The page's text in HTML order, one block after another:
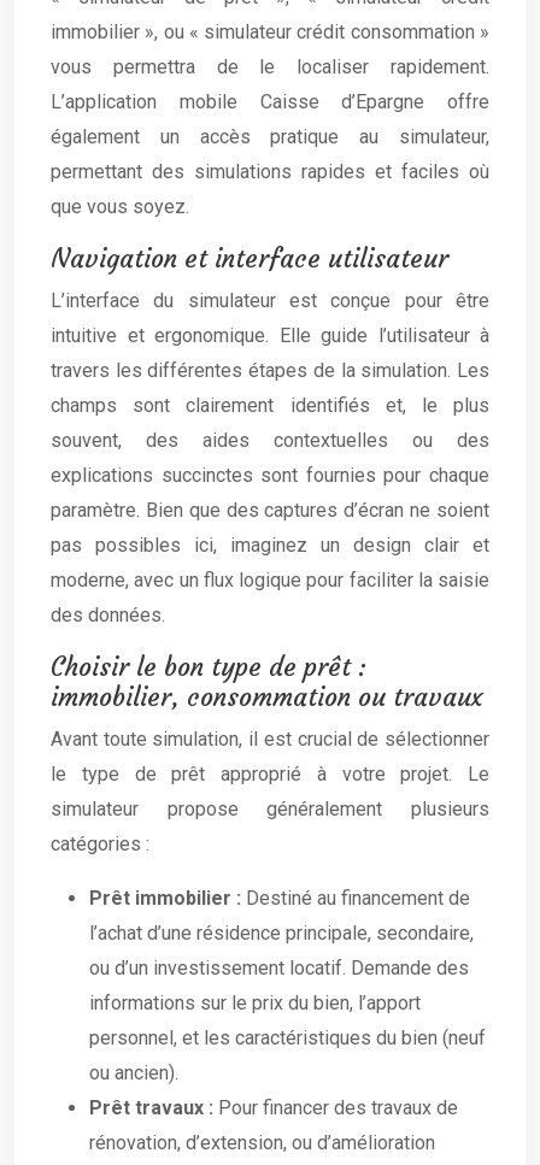
immobilier », ou « simulateur crédit consommation »
vous permettra de le localiser rapidement.
L’application mobile Caisse d’Epargne offre
également un accès pratique au simulateur,
permettant des simulations rapides et faciles où
que vous soyez.
Navigation et interface utilisateur
L’interface du simulateur est conçue pour être
intuitive et ergonomique. Elle guide l’utilisateur à
travers les différentes étapes de la simulation. Les
champs sont clairement identifiés et, le plus
souvent, des aides contextuelles ou des
explications succinctes sont fournies pour chaque
paramètre. Bien que des captures d’écran ne soient
pas possibles ici, imaginez un design clair et
moderne, avec un flux logique pour faciliter la saisie
des données.
Choisir le bon type de prêt :
immobilier, consommation ou travaux
Avant toute simulation, il est crucial de sélectionner
le type de prêt approprié à votre projet. Le
simulateur propose généralement plusieurs
catégories :
Prêt immobilier : Destiné au financement de
l’achat d’une résidence principale, secondaire,
ou d’un investissement locatif. Demande des
informations sur le prix du bien, l’apport
personnel, et les caractéristiques du bien (neuf
ou ancien).
Prêt travaux : Pour financer des travaux de
rénovation, d’extension, ou d’amélioration